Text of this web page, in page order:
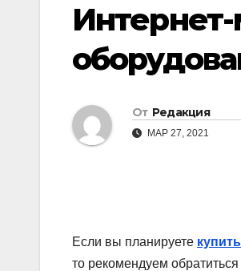
От Редакция
МАР 27, 2021
Если вы планируете
то рекомендуем